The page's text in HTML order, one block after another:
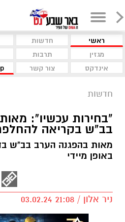
ראשי חדשות
מגזין
תרבות
אינדקס
צור קשר
חדשות
"בחירות עכשיו":
בב"ש בקריאה
מאות בהפגנה הערב בב"ש
באופן מיידי
ניר אלון / 21:08 03.02.24